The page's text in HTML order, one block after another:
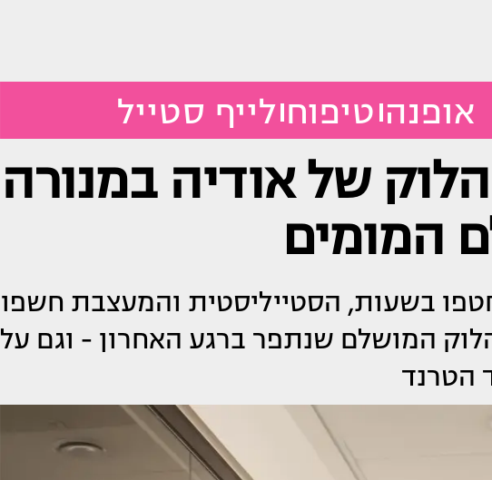
אופנה טיפוח לייף סטייל
של אודיה במנורה
המומים
נחטפו בשעות, הסטייליסטית והמעצבת חשפו
המושלם שנתפר ברגע האחרון - וגם על
הטרנד